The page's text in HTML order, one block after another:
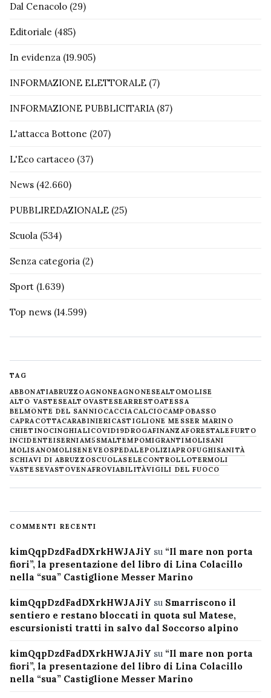
Dal Cenacolo (29)
Editoriale (485)
In evidenza (19.905)
INFORMAZIONE ELETTORALE (7)
INFORMAZIONE PUBBLICITARIA(87)
L'attacca Bottone (207)
L'Eco cartaceo (37)
News (42.660)
PUBBLIREDAZIONALE (25)
Scuola (534)
Senza categoria (2)
Sport (1.639)
Top news (14.599)
TAG
ABBONATIABRUZZOAGNONEAGNONESEALTOMOLISE
ALTO VASTESEALTOVASTESEARRESTOATESSA
BELMONTE DEL SANNIOCACCIACALCIOCAMPOBASSO
CAPRACOTTACARABINIERICASTIGLIONE MESSER MARINO
CHIETINOCINGHIALICOVID19DROGAFINANZAFORESTALE FURTO
INCIDENTEISERNIAM5SMALTEMPOMIGRANTIMOLISANI
MOLISANOMOLISENEVE OSPEDALEPOLIZIAPROFUGHISANITÀ
SCHIAVI DI ABRUZZOSCUOLASELECONTROLLOTERMOLI
VASTESEVASTOVENAFROVIABILITÀVIGILI DEL FUOCO
COMMENTI RECENTI
kimQqpDzdFadDXrkHWJAJiY su “Il mare non porta
fiori”, la presentazione del libro di Lina Colacillo
nella “sua” Castiglione Messer Marino
kimQqpDzdFadDXrkHWJAJiY su Smarriscono il
sentiero e restano bloccati in quota sul Matese,
escursionisti tratti in salvo dal Soccorso alpino
kimQqpDzdFadDXrkHWJAJiY su “Il mare non porta
fiori”, la presentazione del libro di Lina Colacillo
nella “sua” Castiglione Messer Marino